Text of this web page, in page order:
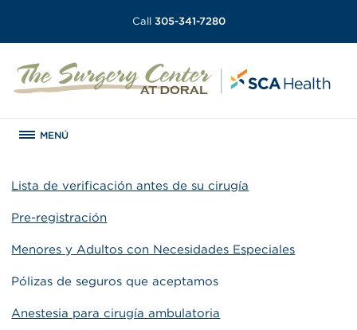
Call 305-341-7280
MENÚ
Lista de verificación antes de su cirugía
Pre-registración
Menores y Adultos con Necesidades Especiales
Pólizas de seguros que aceptamos
Anestesia para cirugía ambulatoria